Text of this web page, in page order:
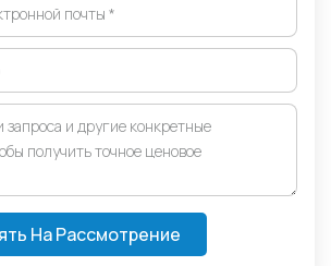
На Рассмотрение